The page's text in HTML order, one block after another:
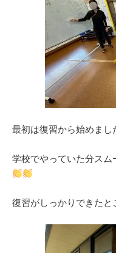
最初は復習から始めまし
学校でやっていた分スム
復習がしっかりできたと